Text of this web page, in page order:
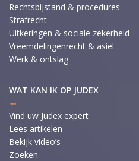
Rechtsbijstand & procedures
Strafrecht
Uitkeringen & sociale zekerheid
Vreemdelingenrecht & asiel
Werk & ontslag
WAT KAN IK OP JUDEX
Vind uw Judex expert
Lees artikelen
Bekijk video’s
Zoeken